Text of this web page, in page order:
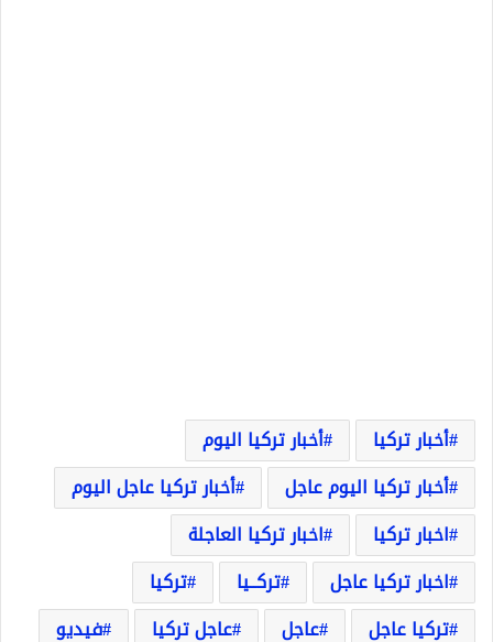
أخبار تركيا
أخبار تركيا اليوم
أخبار تركيا اليوم عاجل
أخبار تركيا عاجل اليوم
اخبار تركيا
اخبار تركيا العاجلة
اخبار تركيا عاجل
تركــيا
تركيا
تركيا عاجل
عاجل عاجل تركيا فيديو